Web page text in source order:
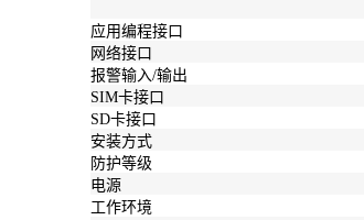
应用编程接口
网络接口
报警输入/输出
SIM卡接口
SD卡接口
安装方式
防护等级
电源
工作环境